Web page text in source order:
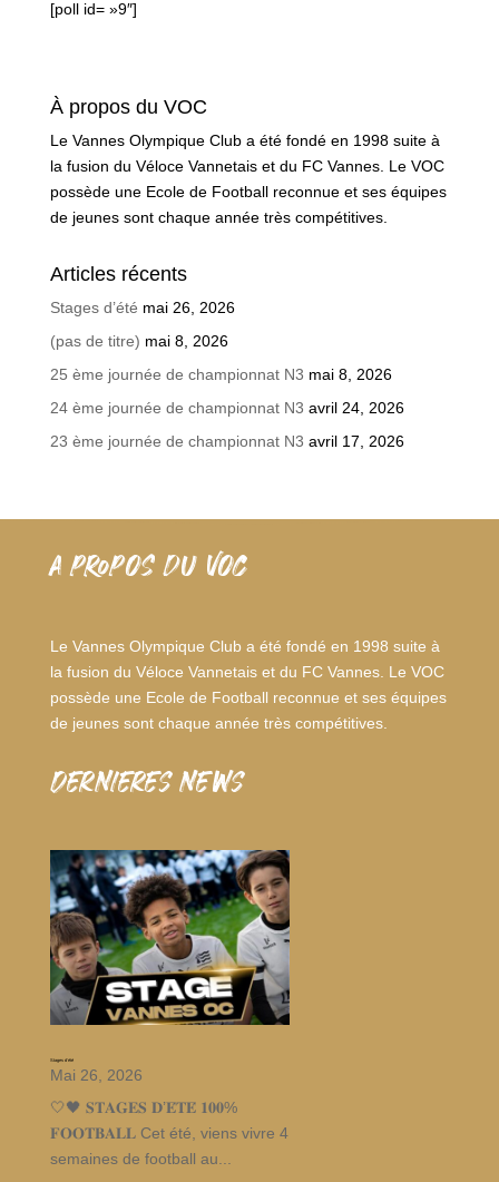
[poll id= »9″]
À propos du VOC
Le Vannes Olympique Club a été fondé en 1998 suite à
la fusion du Véloce Vannetais et du FC Vannes. Le VOC
possède une Ecole de Football reconnue et ses équipes
de jeunes sont chaque année très compétitives.
Articles récents
Stages d’été mai 26, 2026
(pas de titre) mai 8, 2026
25 ème journée de championnat N3 mai 8, 2026
24 ème journée de championnat N3 avril 24, 2026
23 ème journée de championnat N3 avril 17, 2026
A PROPOS DU VOC
Le Vannes Olympique Club a été fondé en 1998 suite à
la fusion du Véloce Vannetais et du FC Vannes. Le VOC
possède une Ecole de Football reconnue et ses équipes
de jeunes sont chaque année très compétitives.
dernieres news
Stages d’été
Mai 26, 2026
🤍🖤 𝐒𝐓𝐀𝐆𝐄𝐒 𝐃’𝐄́𝐓𝐄́ 𝟏𝟎𝟎%
𝐅𝐎𝐎𝐓𝐁𝐀𝐋𝐋 Cet été, viens vivre 4
semaines de football au...